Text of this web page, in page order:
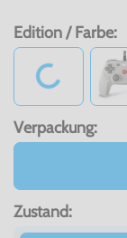
Edition / Farbe:
Loading…
Verpackung:
Zustand: